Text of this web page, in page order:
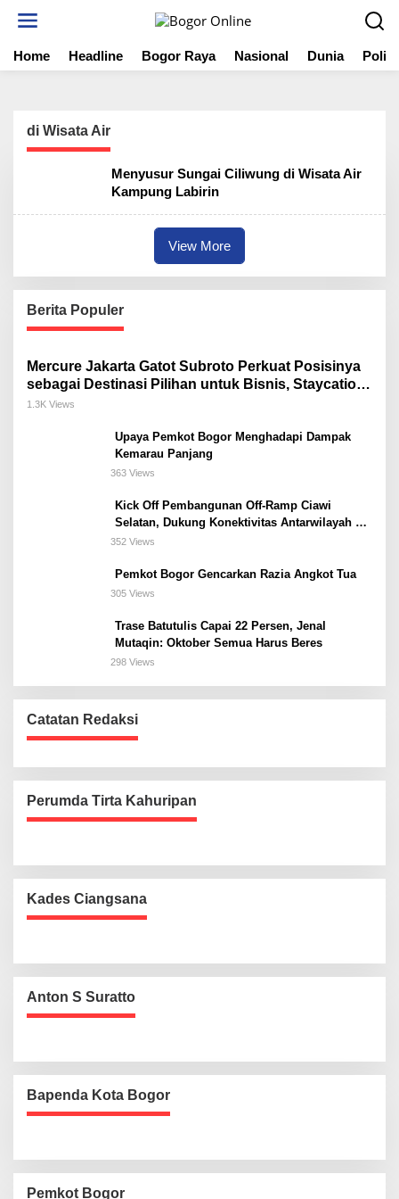
t
Home Headline Bogor Raya Nasional Dunia
di Wisata Air
Menyusur Sungai Ciliwung di Wisata Air
Kampung Labirin
View More
Berita Populer
Mercure Jakarta Gatot Subroto Perkuat Posisinya
sebagai Destinasi Pilihan untuk Bisnis, Staycation,
Meeting, dan Kuliner di Jakarta Selatan
1.3K Views
Upaya Pemkot Bogor Menghadapi Dampak
Kemarau Panjang
363 Views
Kick Off Pembangunan Off-Ramp Ciawi
Selatan, Dukung Konektivitas Antarwilayah di
Bogor Selatan
352 Views
Pemkot Bogor Gencarkan Razia Angkot Tua
305 Views
Trase Batutulis Capai 22 Persen, Jenal
Mutaqin: Oktober Semua Harus Beres
298 Views
Catatan Redaksi
Perumda Tirta Kahuripan
Kades Ciangsana
Anton S Suratto
Bapenda Kota Bogor
Pemkot Bogor